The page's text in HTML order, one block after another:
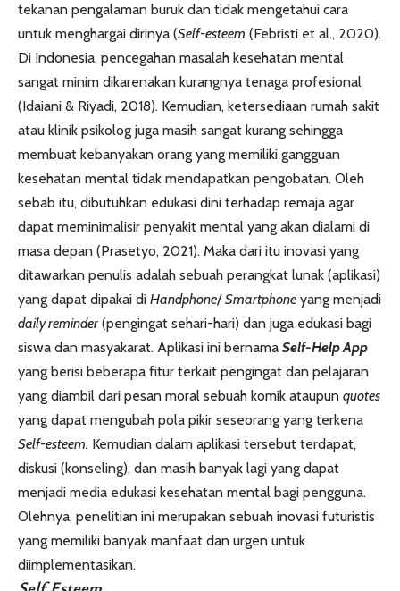
tekanan pengalaman buruk dan tidak mengetahui cara
untuk menghargai dirinya (Self-esteem (Febristi et al., 2020).
Di Indonesia, pencegahan masalah kesehatan mental
sangat minim dikarenakan kurangnya tenaga profesional
(Idaiani & Riyadi, 2018). Kemudian, ketersediaan rumah sakit
atau klinik psikolog juga masih sangat kurang sehingga
membuat kebanyakan orang yang memiliki gangguan
kesehatan mental tidak mendapatkan pengobatan. Oleh
sebab itu, dibutuhkan edukasi dini terhadap remaja agar
dapat meminimalisir penyakit mental yang akan dialami di
masa depan (Prasetyo, 2021). Maka dari itu inovasi yang
ditawarkan penulis adalah sebuah perangkat lunak (aplikasi)
yang dapat dipakai di Handphone/Smartphone yang menjadi
daily reminder(pengingat sehari-hari) dan juga edukasi bagi
siswa dan masyakarat. Aplikasi ini bernama Self-HelpApp
yang berisi beberapa fitur terkait pengingat dan pelajaran
yang diambil dari pesan moral sebuah komik ataupun quotes
yang dapat mengubah pola pikir seseorang yang terkena
Self-esteem. Kemudian dalam aplikasi tersebut terdapat,
diskusi (konseling), dan masih banyak lagi yang dapat
menjadi media edukasi kesehatan mental bagi pengguna.
Olehnya, penelitian ini merupakan sebuah inovasi futuristis
yang memiliki banyak manfaat dan urgen untuk
diimplementasikan.